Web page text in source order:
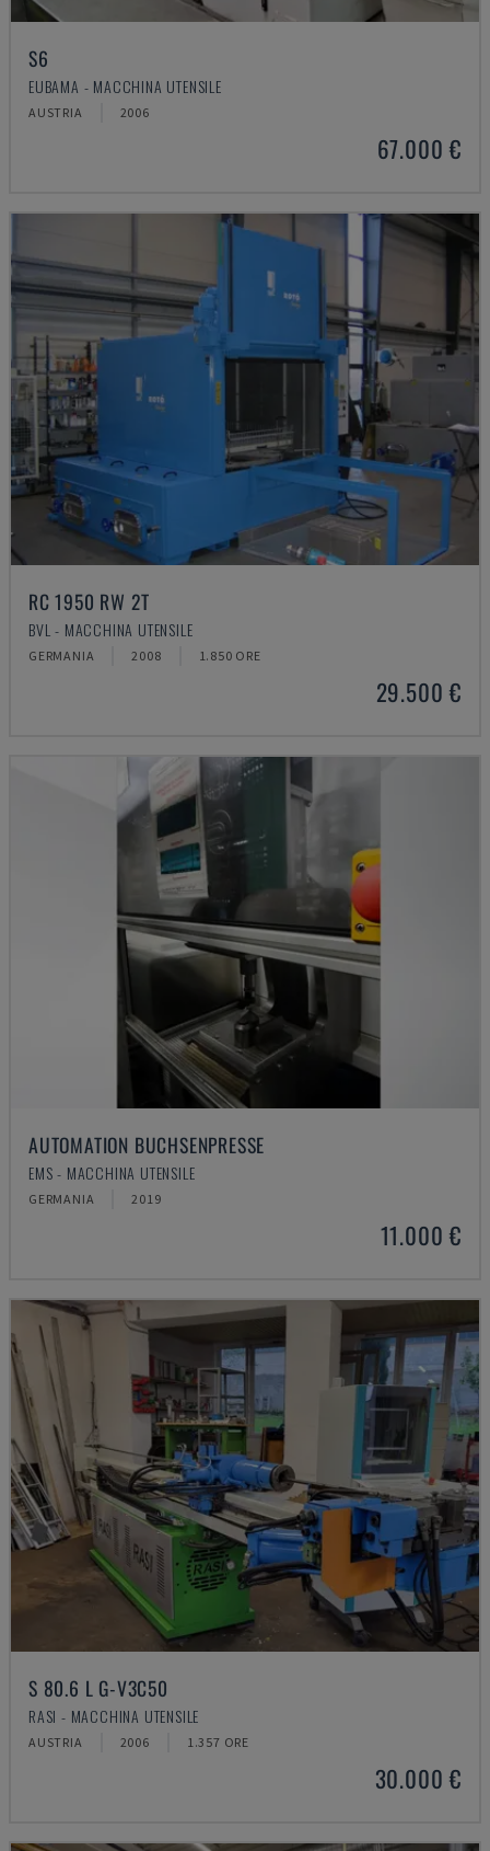
S6
EUBAMA - MACCHINA UTENSILE
AUSTRIA 2006
67.000 €
RC 1950 RW 2T
BVL - MACCHINA UTENSILE
GERMANIA 2008 1.850 ORE
29.500 €
AUTOMATION BUCHSENPRESSE
EMS - MACCHINA UTENSILE
GERMANIA 2019
11.000 €
S 80.6 L G-V3C50
RASI - MACCHINA UTENSILE
AUSTRIA 2006 1.357 ORE
30.000 €